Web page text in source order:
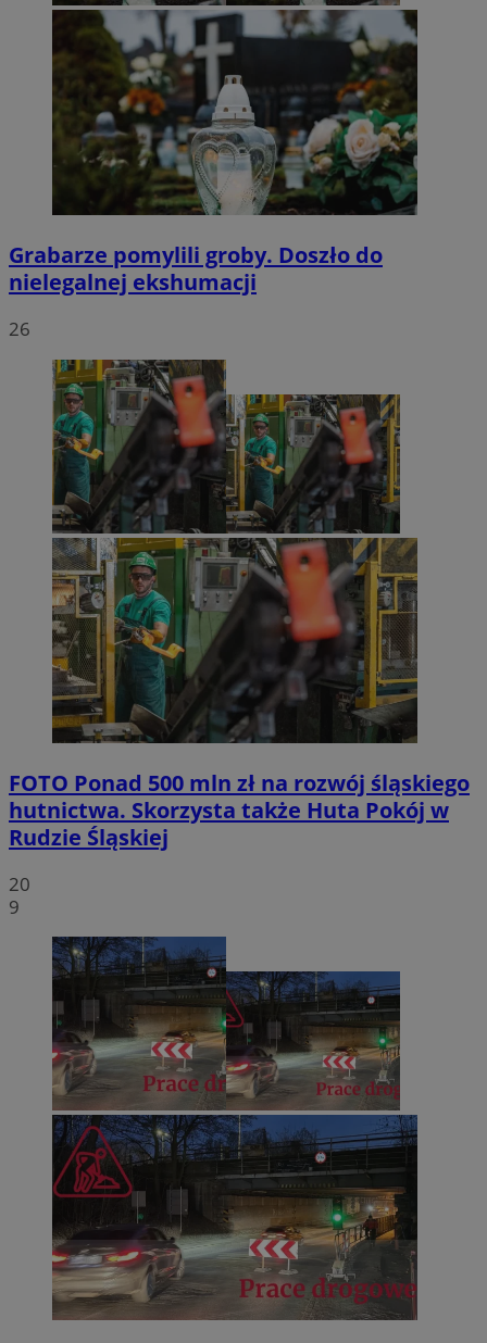
Grabarze pomylili groby. Doszło do
nielegalnej ekshumacji
26
FOTO Ponad 500 mln zł na rozwój śląskiego
hutnictwa. Skorzysta także Huta Pokój w
Rudzie Śląskiej
20
9